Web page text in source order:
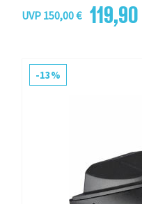
UVP 150,00 €
-13%